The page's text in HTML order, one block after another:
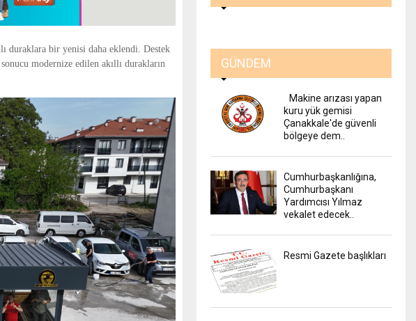
duraklara bir yenisi daha eklendi. Destek
modernize edilen akıllı durakların
GÜNDEM
Makine arızası yapan
kuru yük gemisi
Çanakkale'de güvenli
bölgeye dem..
Cumhurbaşkanlığına,
Cumhurbaşkanı
Yardımcısı Yılmaz
vekalet edecek..
Resmi Gazete başlıkları